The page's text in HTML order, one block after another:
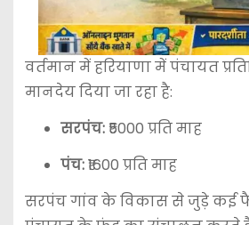
वर्तमान में हरियाणा में पंचायत
मानदेय दिया जा रहा है:
सरपंच:₹5000 प्रति माह
पंच:₹1600 प्रति माह
सरपंच गांव के विकास से जुड़े